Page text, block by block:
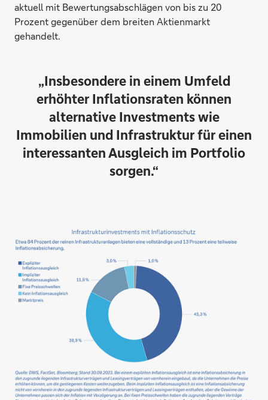
aktuell mit Bewertungsabschlägen von bis zu 20
Prozent gegenüber dem breiten Aktienmarkt
gehandelt.
„Insbesondere in einem Umfeld
erhöhter Inflationsraten können
alternative Investments wie
Immobilien und Infrastruktur für einen
interessanten Ausgleich im Portfolio
sorgen.“